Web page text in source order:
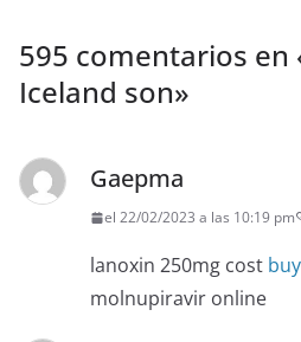
595 comentarios en
Iceland son»
Gaepma
el 22/02/2023 a las 10:19 pm
lanoxin 250mg cost
molnupiravir online